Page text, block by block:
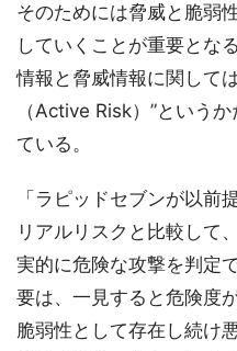
そのためには脅威と脆弱
していくことが重要とな
情報と脅威情報に関して
（Active Risk）”という
ている。
「ラピッドセブンが以前
リアルリスクと比較して
実的に危険な攻撃を判定
要は、一見すると危険度
脆弱性として存在し続け